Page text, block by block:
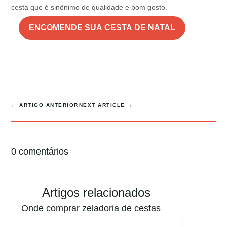
cesta que é sinônimo de qualidade e bom gosto.
ENCOMENDE SUA CESTA DE NATAL
←ARTIGO ANTERIOR NEXT ARTICLE →
0 comentários
Artigos relacionados
Onde comprar zeladoria de cestas